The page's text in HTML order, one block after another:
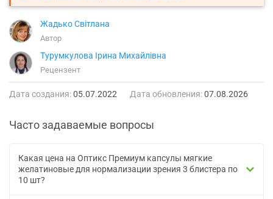
Жадько Світлана
Автор
Турумкулова Ірина Михайлівна
Рецензент
Дата создания:05.07.2022 Дата обновления:07.08.2026
Часто задаваемые вопросы
Какая цена на Оптикс Премиум капсулы мягкие
желатиновые для нормализации зрения 3 блистера по
10 шт?